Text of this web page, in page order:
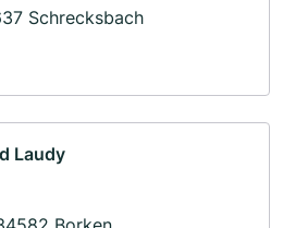
Schrecksbach
Laudy